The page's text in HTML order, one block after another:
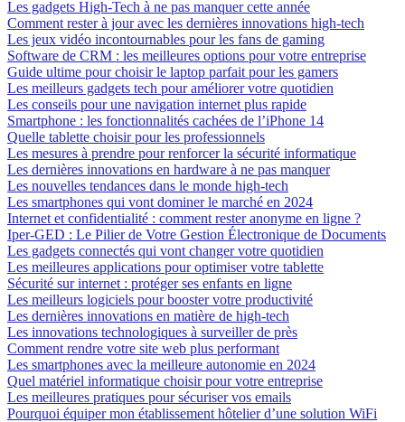
Les gadgets High-Tech à ne pas manquer cette année
Comment rester à jour avec les dernières innovations high-tech
Les jeux vidéo incontournables pour les fans de gaming
Software de CRM : les meilleures options pour votre entreprise
Guide ultime pour choisir le laptop parfait pour les gamers
Les meilleurs gadgets tech pour améliorer votre quotidien
Les conseils pour une navigation internet plus rapide
Smartphone : les fonctionnalités cachées de l’iPhone 14
Quelle tablette choisir pour les professionnels
Les mesures à prendre pour renforcer la sécurité informatique
Les dernières innovations en hardware à ne pas manquer
Les nouvelles tendances dans le monde high-tech
Les smartphones qui vont dominer le marché en 2024
Internet et confidentialité : comment rester anonyme en ligne ?
Iper-GED : Le Pilier de Votre Gestion Électronique de Documents
Les gadgets connectés qui vont changer votre quotidien
Les meilleures applications pour optimiser votre tablette
Sécurité sur internet : protéger ses enfants en ligne
Les meilleurs logiciels pour booster votre productivité
Les dernières innovations en matière de high-tech
Les innovations technologiques à surveiller de près
Comment rendre votre site web plus performant
Les smartphones avec la meilleure autonomie en 2024
Quel matériel informatique choisir pour votre entreprise
Les meilleures pratiques pour sécuriser vos emails
Pourquoi équiper mon établissement hôtelier d’une solution WiFi